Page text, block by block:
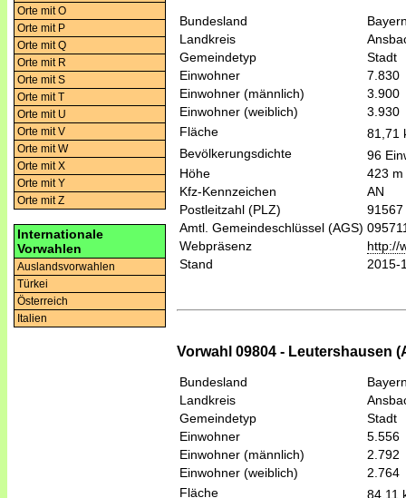
Orte mit O
Orte mit P
Orte mit Q
Orte mit R
Orte mit S
Orte mit T
Orte mit U
Orte mit V
Orte mit W
Orte mit X
Orte mit Y
Orte mit Z
Internationale
Vorwahlen
Auslandsvorwahlen
Türkei
Österreich
Italien
Bundesland
Landkreis
Gemeindetyp
Stadt
Einwohner
7.830
Einwohner (männlich)
3.900
Einwohner (weiblich)
3.930
Fläche
81,71
Bevölkerungsdichte
96
Höhe
423 m
Kfz-Kennzeichen
AN
Postleitzahl (PLZ)
91567
Amtl. Gemeindeschlüssel (AGS)
Webpräsenz
http://
Stand
2015-
Vorwahl 09804 - Leutershausen
Bundesland
Landkreis
Gemeindetyp
Stadt
Einwohner
5.556
Einwohner (männlich)
2.792
Einwohner (weiblich)
2.764
Fläche
84,11